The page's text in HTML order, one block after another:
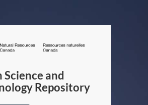
/
Canada
Science and
Repository